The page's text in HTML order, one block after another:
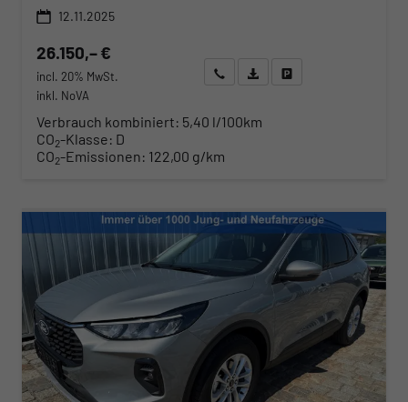
12.11.2025
26.150,– €
incl. 20% MwSt.
inkl. NoVA
Wir rufen Sie anAngebot drucken (PDF)
Verbrauch kombiniert: 5,40 l/100km
CO2-Klasse: D
CO2-Emissionen: 122,00 g/km